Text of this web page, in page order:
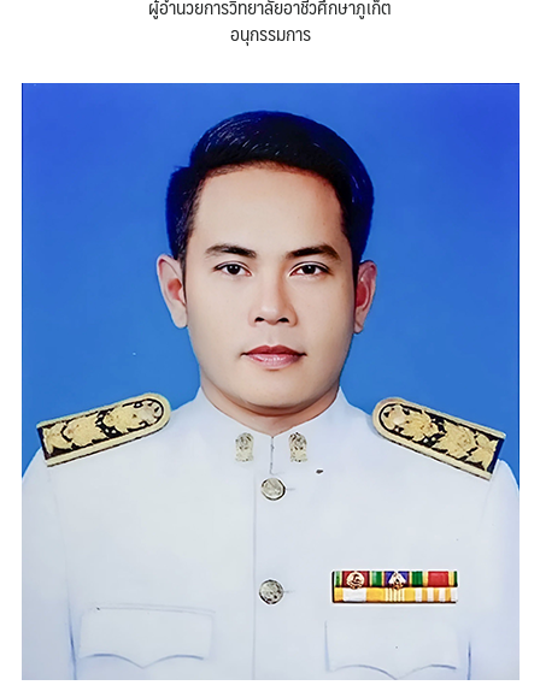
ผู้อำนวยการวิทยาลัยอาชีวศึกษาภูเก็ต
อนุกรรมการ